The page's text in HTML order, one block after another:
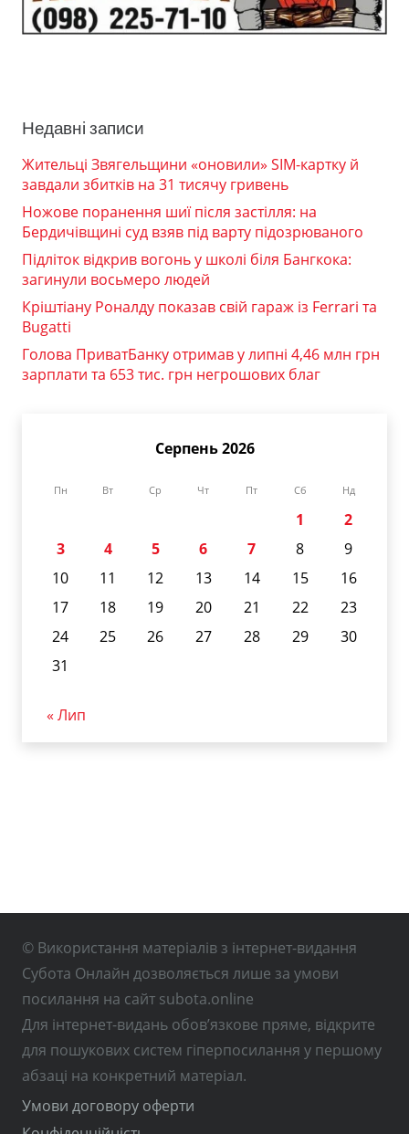
Недавні записи
Жительці Звягельщини «оновили» SIM-картку й
завдали збитків на 31 тисячу гривень
Ножове поранення шиї після застілля: на
Бердичівщині суд взяв під варту підозрюваного
Підліток відкрив вогонь у школі біля Бангкока:
загинули восьмеро людей
Кріштіану Роналду показав свій гараж із Ferrari та
Bugatti
Голова ПриватБанку отримав у липні 4,46 млн грн
зарплати та 653 тис. грн негрошових благ
Серпень 2026
Пн Вт Ср Чт Пт Сб Нд
1
2
3
4 5 6 7 8
9
10
11 12 13 14 15
16
17
18 19 20 21 22
23
24
25 26 27 28 29
30
31
« Лип
© Використання матеріалів з інтернет-видання
Субота Онлайн дозволяється лише за умови
посилання на сайт subota.online
Для інтернет-видань обов’язкове пряме, відкрите
для пошукових систем гіперпосилання у першому
абзаці на конкретний матеріал.
Умови договору оферти